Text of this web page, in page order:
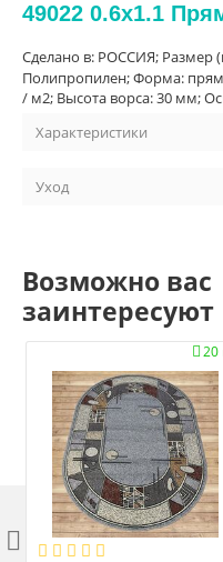
49022 0.6x1.1
Сделано в: РОССИЯ; Размер
Полипропилен; Форма:
/ м2; Высота ворса: 30 мм;
Характеристики
Уход
Возможно вас
заинтересуют
20

